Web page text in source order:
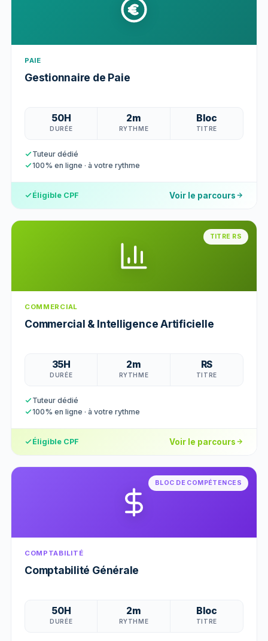
PAIE
Gestionnaire de Paie
50H
DURÉE
2m
RYTHME
Bloc
TITRE
Tuteur dédié
100% en ligne · à votre rythme
Éligible CPF Voir le parcours
TITRE RS
COMMERCIAL
Commercial & Intelligence Artificielle
35H
DURÉE
2m
RYTHME
RS
TITRE
Tuteur dédié
100% en ligne · à votre rythme
Éligible CPF Voir le parcours
BLOC DE COMPÉTENCES
COMPTABILITÉ
Comptabilité Générale
50H
DURÉE
2m
RYTHME
Bloc
TITRE